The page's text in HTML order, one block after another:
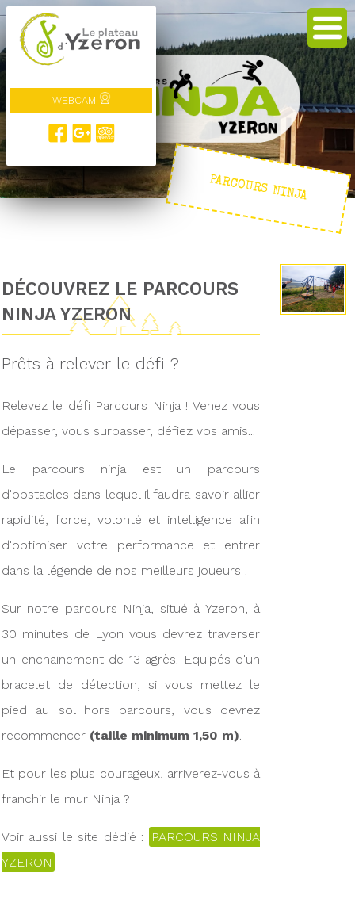
WEBCAM
PARCOURS NINJA
DÉCOUVREZ LE PARCOURS
NINJA YZERON
Prêts à relever le défi ?
Relevez le défi Parcours Ninja ! Venez vous
dépasser, vous surpasser, défiez vos amis...
Le parcours ninja est un parcours
d'obstacles dans lequel il faudra savoir allier
rapidité, force, volonté et intelligence afin
d'optimiser votre performance et entrer
dans la légende de nos meilleurs joueurs !
Sur notre parcours Ninja, situé à Yzeron, à
30 minutes de Lyon vous devrez traverser
un enchainement de 13 agrès. Equipés d'un
bracelet de détection, si vous mettez le
pied au sol hors parcours, vous devrez
recommencer (taille minimum 1,50 m)
Et pour les plus courageux, arriverez-vous à
franchir le mur Ninja ?
Voir aussi le site dédié :
PARCOURS NINJA
YZERON